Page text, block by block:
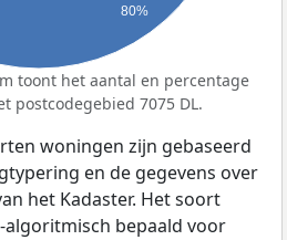
80%
toont het aantal en percentage
postcodegebied 7075 DL.
woningen zijn gebaseerd
en de gegevens over
het Kadaster. Het soort
bepaald voor